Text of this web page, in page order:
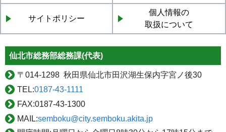
サイトポリシー
個人情報の
取扱について
仙北市総務部総務課(代表)
〒 014-1298 秋田県仙北市田沢湖生保内字宮ノ後30
TEL:0187-43-1111
FAX:0187-43-1300
MAIL:semboku@city.semboku.akita.jp